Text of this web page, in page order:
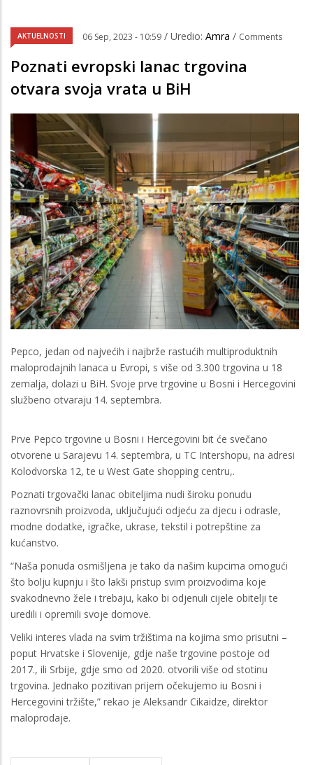
AKTUELNOSTI 06 Sep, 2023 - 10:59 / Uredio: Amra / Comments
Poznati evropski lanac trgovina
otvara svoja vrata u BiH
Pepco, jedan od najvećih i najbrže rastućih multiproduktnih
maloprodajnih lanaca u Evropi, s više od 3.300 trgovina u 18
zemalja, dolazi u BiH. Svoje prve trgovine u Bosni i Hercegovini
službeno otvaraju 14. septembra.
Prve Pepco trgovine u Bosni i Hercegovini bit će svečano
otvorene u Sarajevu 14. septembra, u TC Intershopu, na adresi
Kolodvorska 12, te u West Gate shopping centru,.
Poznati trgovački lanac obiteljima nudi široku ponudu
raznovrsnih proizvoda, uključujući odjeću za djecu i odrasle,
modne dodatke, igračke, ukrase, tekstil i potrepštine za
kućanstvo.
“Naša ponuda osmišljena je tako da našim kupcima omogući
što bolju kupnju i što lakši pristup svim proizvodima koje
svakodnevno žele i trebaju, kako bi odjenuli cijele obitelji te
uredili i opremili svoje domove.
Veliki interes vlada na svim tržištima na kojima smo prisutni –
poput Hrvatske i Slovenije, gdje naše trgovine postoje od
2017., ili Srbije, gdje smo od 2020. otvorili više od stotinu
trgovina. Jednako pozitivan prijem očekujemo iu Bosni i
Hercegovini tržište,” rekao je Aleksandr Cikaidze, direktor
maloprodaje.